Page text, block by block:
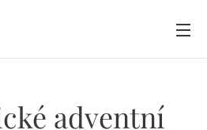
adventní